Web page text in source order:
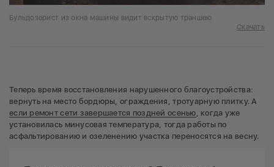
Бульдозерист из окна машины видит вскрытую траншею
Скачать
Теперь время восстановления нарушенного благоустройства:
вернуть на место бордюры, ограждения, тротуарную плитку. А
если ремонт сети завершается поздней осенью, когда уже
установилась минусовая температура, тогда работы по
асфальтированию и озеленению участка переносятся на весну.